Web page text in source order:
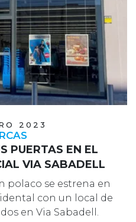
2023
PUERTAS EN EL
VIA SABADELL
polaco se estrena en
con un local de
en Via Sabadell.